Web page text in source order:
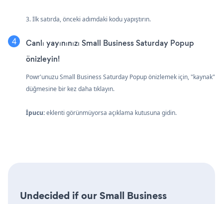
3. İlk satırda, önceki adımdaki kodu yapıştırın.
Canlı yayınınızı Small Business Saturday Popup
önizleyin!
Powr'unuzu Small Business Saturday Popup önizlemek için, "kaynak"
düğmesine bir kez daha tıklayın.
İpucu:eklenti görünmüyorsa açıklama kutusuna gidin.
Undecided if our Small Business